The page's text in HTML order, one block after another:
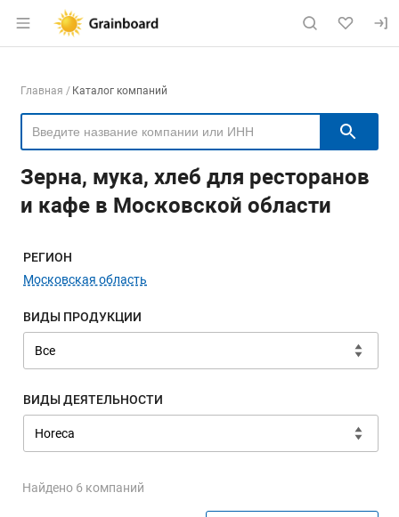
Раздел навигации по сайту
Навигация по компаниям
Главная Каталог компаний
Зерна, мука, хлеб для ресторанов
и кафе в Московской области
Меню навигации
РЕГИОН
Московская область
ВИДЫ ПРОДУКЦИИ
ВИДЫ ДЕЯТЕЛЬНОСТИ
Найдено 6 компаний